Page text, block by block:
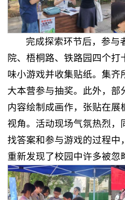
完成探索环节后，参与
院、梧桐路、铁路园四个打
味小游戏并收集贴纸。集齐
大本营参与抽奖。此外，部
内容绘制成画作，张贴在展
视角。活动现场气氛热烈，
找答案和参与游戏的过程中
重新发现了校园中许多被忽